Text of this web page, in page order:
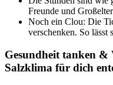
Freunde und
Noch ein Clou: Die
verschenken. So lässt
Gesundheit tanken &
Salzklima für dich